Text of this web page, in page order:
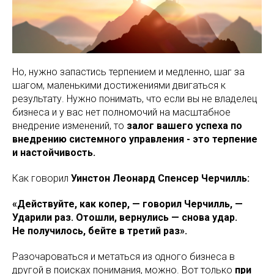
Но, нужно запастись терпением и медленно, шаг за
шагом, маленькими достижениями двигаться к
результату. Нужно понимать, что если вы не владелец
бизнеса и у вас нет полномочий на масштабное
внедрение изменений, то залог вашего успеха по
внедрению системного управления - это терпение
и настойчивость.
Как говорил Уинстон Леонард Спенсер Черчилль:
«Действуйте, как копер, — говорил Черчилль, —
Ударили раз. Отошли, вернулись — снова удар.
Не получилось, бейте в третий раз».
Разочароваться и метаться из одного бизнеса в
другой в поисках понимания, можно. Вот только при